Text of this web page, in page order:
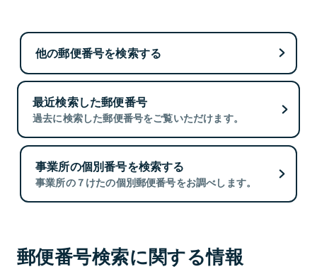
他の郵便番号を検索する
最近検索した郵便番号
過去に検索した郵便番号をご覧いただけます。
事業所の個別番号を検索する
事業所の７けたの個別郵便番号をお調べします。
郵便番号検索に関する情報